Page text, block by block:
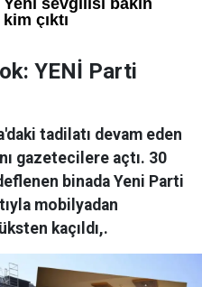
YENİ Parti
tadilatı devam eden
gazetecilere açtı. 30
binada Yeni Parti
mobilyadan
kaçıldı,.